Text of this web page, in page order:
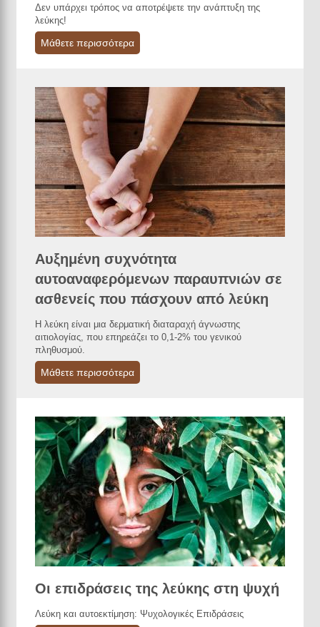
Δεν υπάρχει τρόπος να αποτρέψετε την ανάπτυξη της
λεύκης!
Μάθετε περισσότερα
Αυξημένη συχνότητα
αυτοαναφερόμενων παραυπνιών σε
ασθενείς που πάσχουν από λεύκη
Η λεύκη είναι μια δερματική διαταραχή άγνωστης
αιτιολογίας, που επηρεάζει το 0,1-2% του γενικού
πληθυσμού.
Μάθετε περισσότερα
Οι επιδράσεις της λεύκης στη ψυχή
Λεύκη και αυτοεκτίμηση: Ψυχολογικές Επιδράσεις